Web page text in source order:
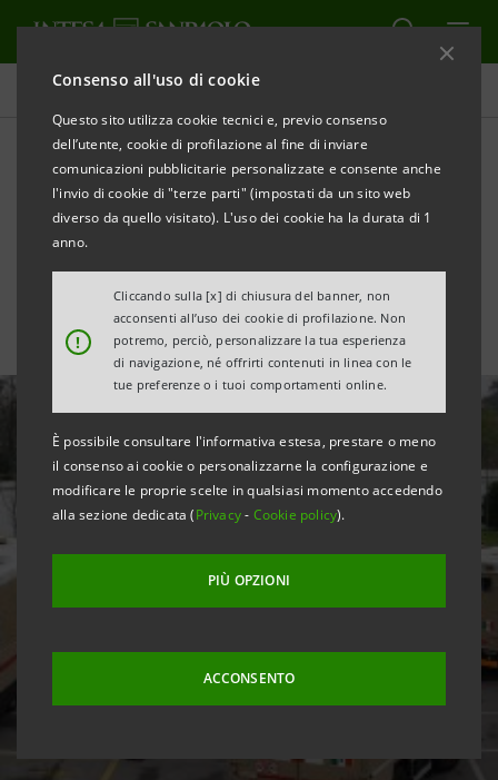
Consenso all'uso di cookie
Questo sito utilizza cookie tecnici e, previo consenso
dell’utente, cookie di profilazione al fine di inviare
comunicazioni pubblicitarie personalizzate e consente anche
l'invio di cookie di "terze parti" (impostati da un sito web
diverso da quello visitato). L'uso dei cookie ha la durata di 1
anno.
!
Cliccando sulla [x] di chiusura del banner, non
acconsenti all’uso dei cookie di profilazione. Non
potremo, perciò, personalizzare la tua esperienza
di navigazione, né offrirti contenuti in linea con le
tue preferenze o i tuoi comportamenti online.
È possibile consultare l'informativa estesa, prestare o meno
il consenso ai cookie o personalizzarne la configurazione e
modificare le proprie scelte in qualsiasi momento accedendo
alla sezione dedicata (Privacy- Cookie policy).
PIÙ OPZIONI
ACCONSENTO
Tutte le news
Sostegno a favore
dell’ospedale da campo
degli Alpini di Bergamo